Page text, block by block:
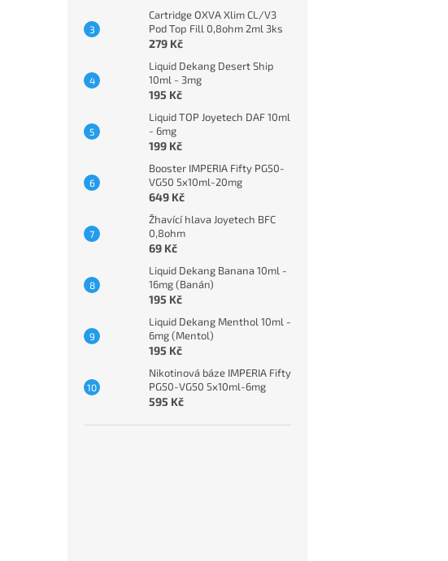
Cartridge OXVA Xlim CL/V3
Pod Top Fill 0,8ohm 2ml 3ks
279 Kč
Liquid Dekang Desert Ship
10ml - 3mg
195 Kč
Liquid TOP Joyetech DAF 10ml
- 6mg
199 Kč
Booster IMPERIA Fifty PG50-
VG50 5x10ml-20mg
649 Kč
Žhavící hlava Joyetech BFC
0,8ohm
69 Kč
Liquid Dekang Banana 10ml -
16mg (Banán)
195 Kč
Liquid Dekang Menthol 10ml -
6mg (Mentol)
195 Kč
Nikotinová báze IMPERIA Fifty
PG50-VG50 5x10ml-6mg
595 Kč